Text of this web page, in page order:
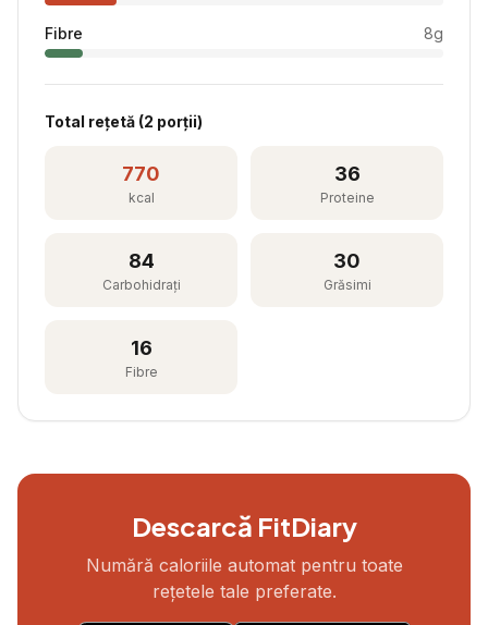
Fibre 8g
Total rețetă (2 porții)
770
kcal
36
Proteine
84
Carbohidrați
30
Grăsimi
16
Fibre
Descarcă FitDiary
Numără caloriile automat pentru toate
rețetele tale preferate.